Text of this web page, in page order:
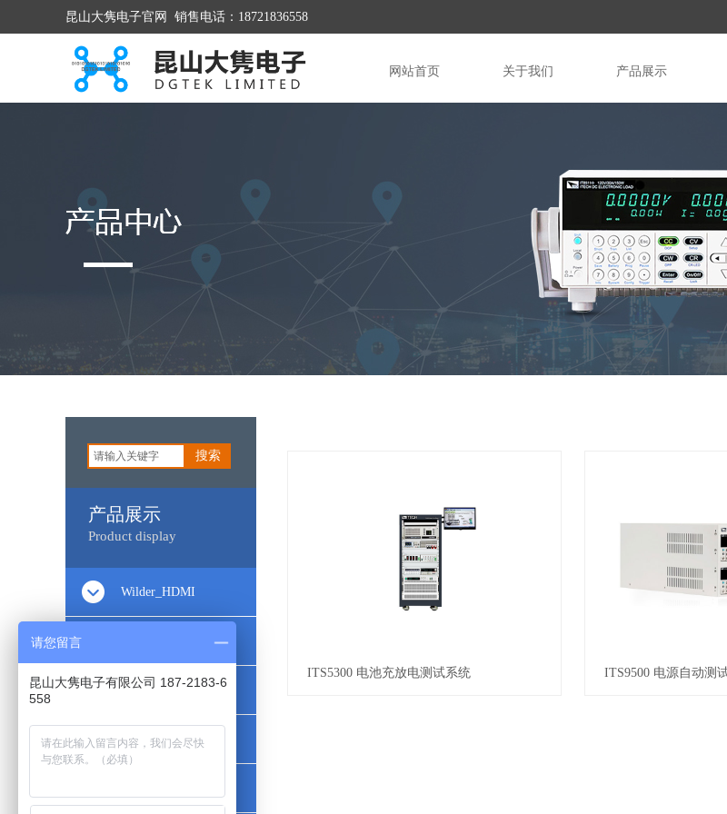
昆山大隽电子官网 销售电话：18721836558
网站首页 关于我们 产品展示
产品展示
Product display
搜索
ITS5300 电池充放电测试系统 ITS9500 电源自动测
Wilder_HDMI
Wilder_DisplayPort
Wilder_PCIe
请您留言
昆山大隽电子有限公司 187-2183-6
558